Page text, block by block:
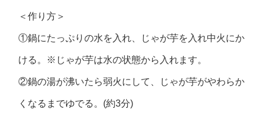
＜作り方＞
①鍋にたっぷりの水を入れ、じゃが芋を入れ中火にか
ける。※じゃが芋は水の状態から入れます。
②鍋の湯が沸いたら弱火にして、じゃが芋がやわらか
くなるまでゆでる。(約3分)